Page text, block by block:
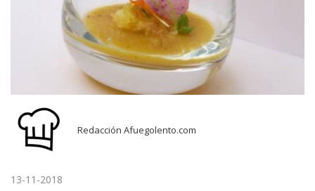
Redacción Afuegolento.com
13-11-2018